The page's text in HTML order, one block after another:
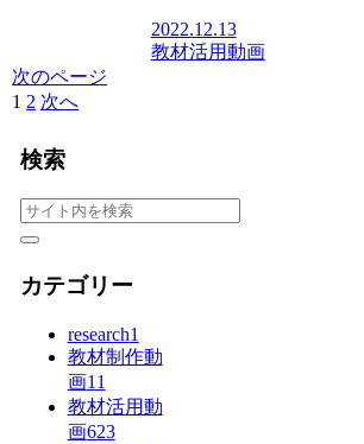
2022.12.13
教材活用動画
次のページ
1 2 次へ
検索
カテゴリー
research1
教材制作動
画11
教材活用動
画623